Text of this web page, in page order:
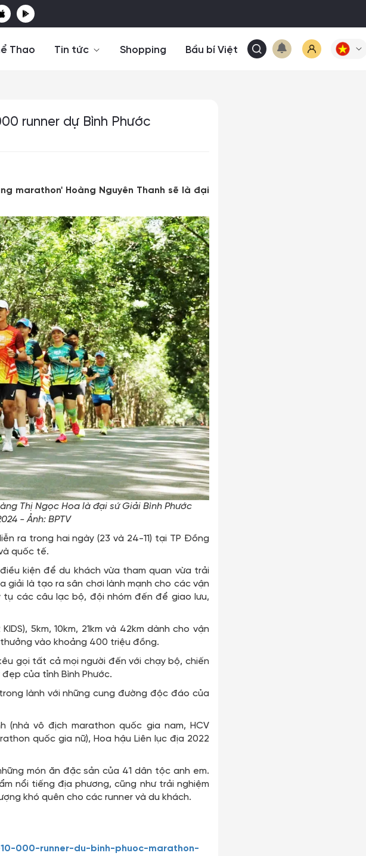
Thao Tin tức Shopping Bầu bí Việt
runner dự Bình Phước
marathon' Hoàng Nguyên Thanh sẽ là đại
Thị Ngọc Hoa là đại sứ Giải Bình Phước
- Ảnh: BPTV
ra trong hai ngày (23 và 24-11) tại TP Đồng
quốc tế.
kiện để du khách vừa tham quan vừa trải
giải là tạo ra sân chơi lành mạnh cho các vận
các câu lạc bộ, đội nhóm đến để giao lưu,
5km, 10km, 21km và 42km dành cho vận
vào khoảng 400 triệu đồng.
gọi tất cả mọi người đến với chạy bộ, chiến
của tỉnh Bình Phước.
lành với những cung đường độc đáo của
vô địch marathon quốc gia nam, HCV
quốc gia nữ), Hoa hậu Liên lục địa 2022
món ăn đặc sản của 41 dân tộc anh em.
nổi tiếng địa phương, cũng như trải nghiệm
khó quên cho các runner và du khách.
000-runner-du-binh-phuoc-marathon-